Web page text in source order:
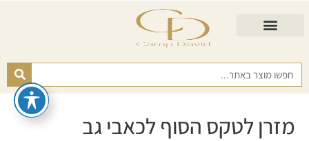
מזרן לטקס הסוף לכאבי גב